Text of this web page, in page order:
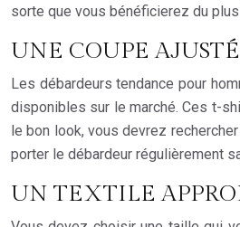
sorte que vous bénéficierez du
UNE COUPE
Les débardeurs tendance pour
disponibles sur le marché. Ces t-
le bon look, vous devrez
porter le débardeur régulièrement
UN TEXTILE